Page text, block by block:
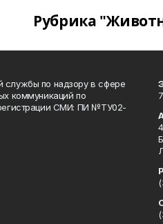
Рубрика
службы по надзору в сфере
коммуникаций по
СМИ: ПИ №ТУ02-